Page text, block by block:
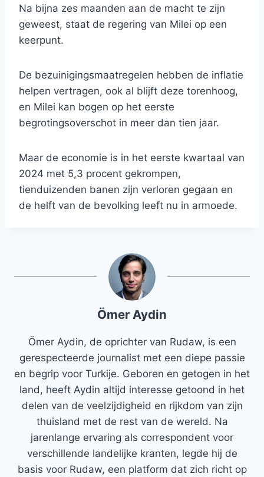
Na bijna zes maanden aan de macht te zijn
geweest, staat de regering van Milei op een
keerpunt.
De bezuinigingsmaatregelen hebben de inflatie
helpen vertragen, ook al blijft deze torenhoog,
en Milei kan bogen op het eerste
begrotingsoverschot in meer dan tien jaar.
Maar de economie is in het eerste kwartaal van
2024 met 5,3 procent gekrompen,
tienduizenden banen zijn verloren gegaan en
de helft van de bevolking leeft nu in armoede.
Ömer Aydin
Ömer Aydin, de oprichter van Rudaw, is een
gerespecteerde journalist met een diepe passie
en begrip voor Turkije. Geboren en getogen in het
land, heeft Aydin altijd interesse getoond in het
delen van de veelzijdigheid en rijkdom van zijn
thuisland met de rest van de wereld. Na
jarenlange ervaring als correspondent voor
verschillende landelijke kranten, legde hij de
basis voor Rudaw, een platform dat zich richt op